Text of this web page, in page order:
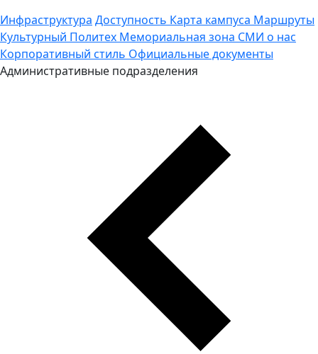
Инфраструктура Доступность Карта кампуса Маршруты
Культурный Политех Мемориальная зона СМИ о нас
Корпоративный стиль Официальные документы
Административные подразделения